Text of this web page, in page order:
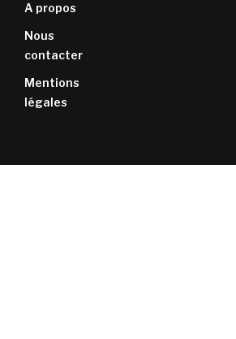
A propos
Nous
contacter
Mentions
légales